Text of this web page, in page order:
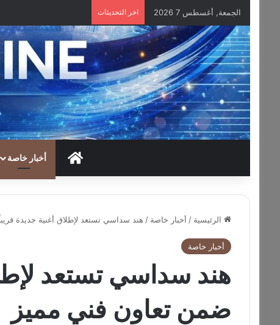
الجمعة, أغسطس 7 2026 اخر التحديثات
HOMEأخبار خاصة
الرئيسية / أخبار خاصة / هند سداسي تستعد لإطلاق أغنية جديدة
أخبار خاصة
هند سداسي تستعد
ضمن تعاون فني مميز